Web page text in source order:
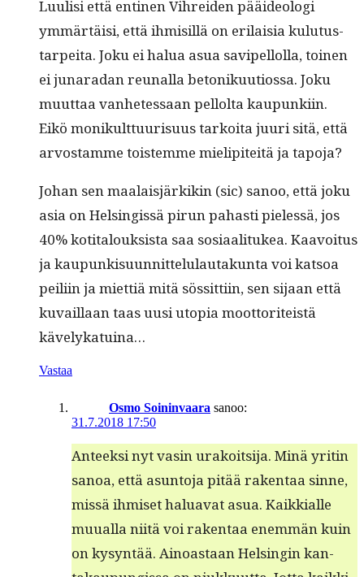
Luulisi että enti­nen Vihrei­den pääide­olo­gi
ymmärtäisi, että ihmisil­lä on eri­laisia kulu­tus­
tarpei­ta. Joku ei halua asua savipel­lol­la, toinen
ei junaradan reunal­la betonikuu­tios­sa. Joku
muut­taa van­hetes­saan pel­lol­ta kaupunki­in.
Eikö monikult­tuurisu­us tarkoi­ta juuri sitä, että
arvostamme tois­temme mielip­iteitä ja tapoja?
Johan sen maalaisjärkikin (sic) sanoo, että joku
asia on Helsingis­sä pirun pahasti pielessä, jos
40% koti­talouk­sista saa sosi­aal­i­tukea. Kaavoitus
ja kaupunkisu­un­nit­telu­lau­takun­ta voi kat­soa
peili­in ja miet­tiä mitä sös­sit­ti­in, sen sijaan että
kuvail­laan taas uusi utopia moot­toriteistä
kävelykatuina…
Vastaa
Osmo Soininvaara sanoo:
31.7.2018 17:50
Anteek­si nyt vasin urakoit­si­ja. Minä yritin
sanoa, että asun­to­ja pitää rak­en­taa sinne,
mis­sä ihmiset halu­a­vat asua. Kaikkialle
muual­la niitä voi rak­en­taa enem­män kuin
on kysyn­tää. Ain­oas­taan Helsin­gin kan­